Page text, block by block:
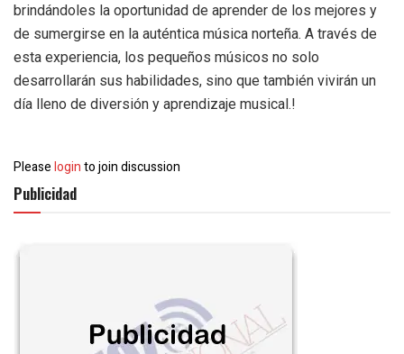
brindándoles la oportunidad de aprender de los mejores y
de sumergirse en la auténtica música norteña. A través de
esta experiencia, los pequeños músicos no solo
desarrollarán sus habilidades, sino que también vivirán un
día lleno de diversión y aprendizaje musical.!
Pleaseloginto join discussion
Publicidad